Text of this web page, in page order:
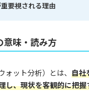
要視される理由
意味・読み方
ォット分析）とは、 自社
し、現状を客観的に把